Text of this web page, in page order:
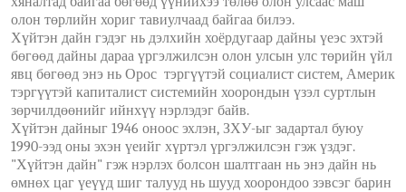
олон төрлийн хориг тавиулчаад байгаа билээ.
Хүйтэн дайн гэдэг нь дэлхийн хоёрдугаар дайны үеэс эхтэй
бөгөөд дайны дараа үргэлжилсэн олон улсын улс төрийн үйл
явц бөгөөд энэ нь Орос тэргүүтэй социалист систем, Америк
тэргүүтэй капиталист системийн хоорондын үзэл суртлын
зөрчилдөөнийг ийнхүү нэрлэдэг байв.
Хүйтэн дайныг 1946 оноос эхлэн, ЗХУ-ыг задартал буюу
1990-ээд оны эхэн үеийг хүртэл үргэлжилсэн гэж үздэг.
"Хүйтэн дайн" гэж нэрлэх болсон шалтгаан нь энэ дайн нь
өмнөх цаг үеүүд шиг талууд нь шууд хоорондоо зэвсэг барин